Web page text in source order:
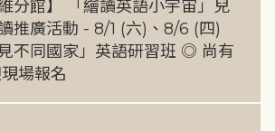
維分館】 「繪讀英語小宇宙」兒
推廣活動 - 8/1 (六)、8/6 (四)
見不同國家」英語研習班 ◎ 尚有
場報名